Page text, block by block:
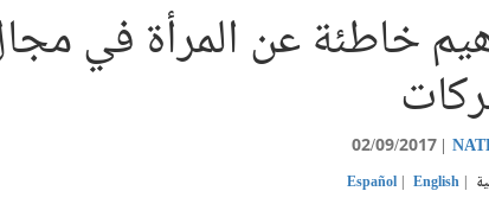
خاطئة عن المرأة في
02/09/2017
English
Español